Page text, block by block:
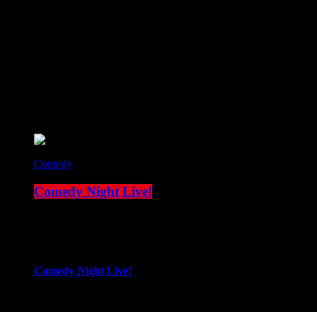
Comedy
Comedy Night Live!
Comedy Night Live!